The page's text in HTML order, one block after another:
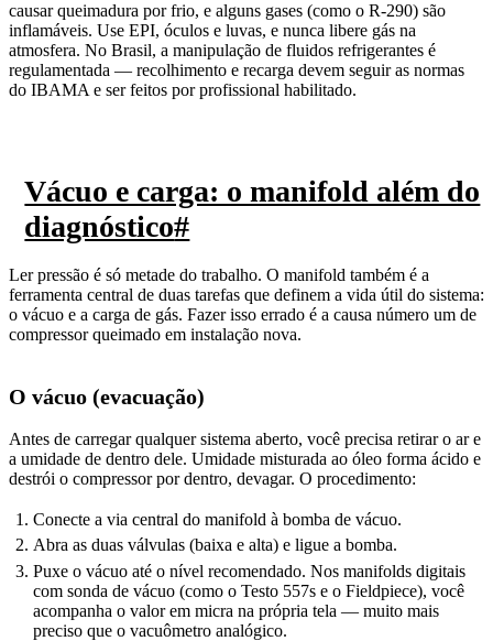
causar queimadura por frio, e alguns gases (como o R-290) são
inflamáveis. Use EPI, óculos e luvas, e nunca libere gás na
atmosfera. No Brasil, a manipulação de fluidos refrigerantes é
regulamentada — recolhimento e recarga devem seguir as normas
do IBAMA e ser feitos por profissional habilitado.
Vácuo e carga: o manifold além do
diagnóstico#
Ler pressão é só metade do trabalho. O manifold também é a
ferramenta central de duas tarefas que definem a vida útil do sistema:
o vácuo e a carga de gás. Fazer isso errado é a causa número um de
compressor queimado em instalação nova.
O vácuo (evacuação)
Antes de carregar qualquer sistema aberto, você precisa retirar o ar e
a umidade de dentro dele. Umidade misturada ao óleo forma ácido e
destrói o compressor por dentro, devagar. O procedimento:
Conecte a via central do manifold à bomba de vácuo.
Abra as duas válvulas (baixa e alta) e ligue a bomba.
Puxe o vácuo até o nível recomendado. Nos manifolds digitais
com sonda de vácuo (como o Testo 557s e o Fieldpiece), você
acompanha o valor em micra na própria tela — muito mais
preciso que o vacuômetro analógico.